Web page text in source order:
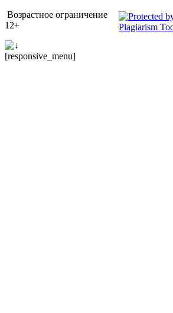
Возрастное ограничение
12+
[responsive_menu]